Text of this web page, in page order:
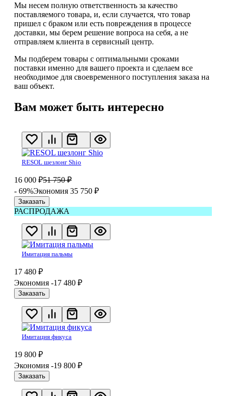
Мы несем полную ответственность за качество
поставляемого товара, и, если случается, что товар
пришел с браком или есть повреждения в процессе
доставки, мы берем решение вопроса на себя, а не
отправляем клиента в сервисный центр.
Мы подберем товары с оптимальными сроками
поставки именно для вашего проекта и сделаем все
необходимое для своевременного поступления заказа на
ваш объект.
Вам может быть интересно
RESOL шезлонг Shio
16 000 ₽51 750 ₽
- 69%Экономия 35 750 ₽
Заказать
РАСПРОДАЖА
Имитация пальмы
17 480 ₽
Экономия -17 480 ₽
Заказать
Имитация фикуса
19 800 ₽
Экономия -19 800 ₽
Заказать